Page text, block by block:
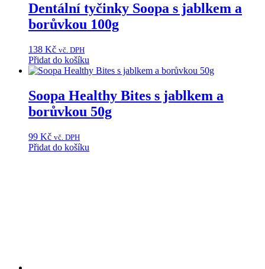
Dentální tyčinky Soopa s jablkem a
borůvkou 100g
138 Kč vč. DPH
Přidat do košíku
Soopa Healthy Bites s jablkem a
borůvkou 50g
99 Kč vč. DPH
Přidat do košíku